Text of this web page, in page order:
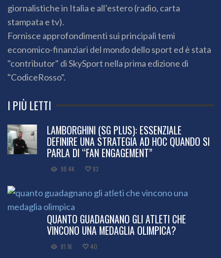
giornalistiche in Italia e all’estero (radio, carta
stampata e tv).
Fornisce approfondimenti sui principali temi
economico-finanziari del mondo dello sport ed è stata
"contributor" di SkySport nella prima edizione di
"CodiceRosso".
I PIÙ LETTI
LAMBORGHINI (SG PLUS): ESSENZIALE
DEFINIRE UNA STRATEGIA AD HOC QUANDO SI
PARLA DI “FAN ENGAGEMENT”
98.4K 83
QUANTO GUADAGNANO GLI ATLETI CHE
VINCONO UNA MEDAGLIA OLIMPICA?
81.1K 40